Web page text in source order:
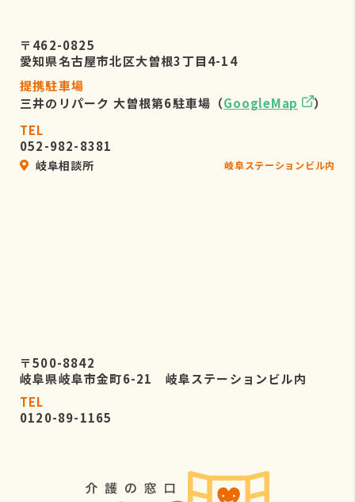
〒462-0825
愛知県名古屋市北区大曽根3丁目4-14
提携駐車場
三井のリパーク 大曽根第6駐車場（GoogleMap
）
TEL
052-982-8381
岐阜相談所 岐阜ステーションビル内
〒500-8842
岐阜県岐阜市金町6-21 岐阜ステーションビル内
TEL
0120-89-1165